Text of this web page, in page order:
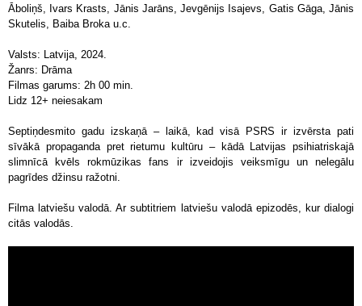
Āboliņš, Ivars Krasts, Jānis Jarāns, Jevgēnijs Isajevs, Gatis Gāga, Jānis
Skutelis, Baiba Broka u.c.
Valsts: Latvija, 2024.
Žanrs: Drāma
Filmas garums: 2h 00 min.
Lidz 12+ neiesakam
Septiņdesmito gadu izskaņā – laikā, kad visā PSRS ir izvērsta pati
sīvākā propaganda pret rietumu kultūru – kādā Latvijas psihiatriskajā
slimnīcā kvēls rokmūzikas fans ir izveidojis veiksmīgu un nelegālu
pagrīdes džinsu ražotni.
Filma latviešu valodā. Ar subtitriem latviešu valodā epizodēs, kur dialogi
citās valodās.